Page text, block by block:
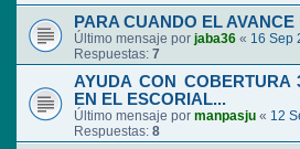
PARA CUANDO EL
Último mensaje por jaba36 « 16 Sep
Respuestas: 7
AYUDA CON COBERTURA
EN EL ESCORIAL...
Último mensaje por manpasju « 12
Respuestas: 8